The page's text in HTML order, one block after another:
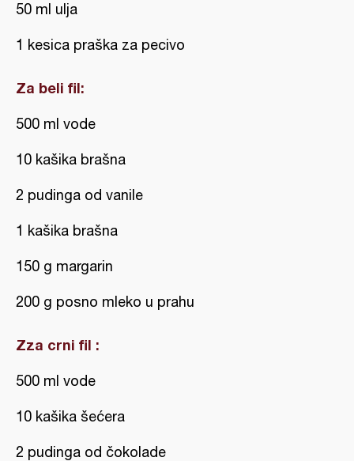
50 ml ulja
1 kesica praška za pecivo
Za beli fil:
500 ml vode
10 kašika brašna
2 pudinga od vanile
1 kašika brašna
150 g margarin
200 g posno mleko u prahu
Zza crni fil :
500 ml vode
10 kašika šećera
2 pudinga od čokolade